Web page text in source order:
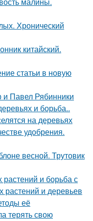
Хронический
китайский.
статьи в новую
и Павел Рябинники
и борьба..
на деревьях
удобрения.
весной. Трутовик
и борьба с
растений и деревьев
её
терять свою